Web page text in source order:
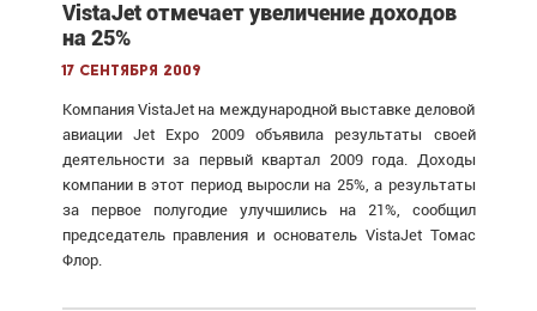
VistaJet отмечает увеличение доходов
на 25%
17 сентября 2009
Компания VistaJet на международной выставке деловой
авиации Jet Expo 2009 объявила результаты своей
деятельности за первый квартал 2009 года. Доходы
компании в этот период выросли на 25%, а результаты
за первое полугодие улучшились на 21%, сообщил
председатель правления и основатель VistaJet Томас
Флор.